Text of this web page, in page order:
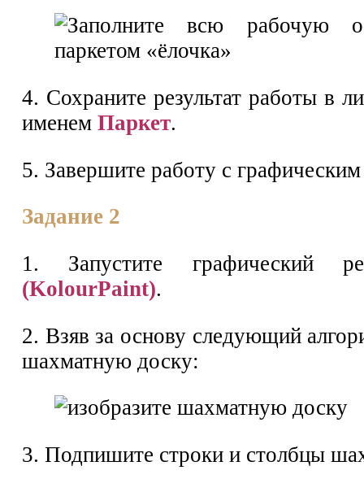
4. Сохраните результат работы в
именем Паркет.
5. Завершите работу с
Задание 2
1. Запустите графический
(KolourPaint).
2. Взяв за основу следующий
шахматную доску:
3. Подпишите строки и столбцы